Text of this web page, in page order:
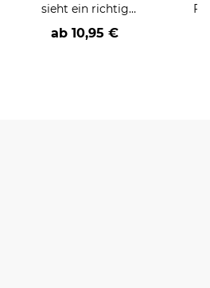
sieht ein richtig
cooler -BERUF- aus
ab 10,95 €